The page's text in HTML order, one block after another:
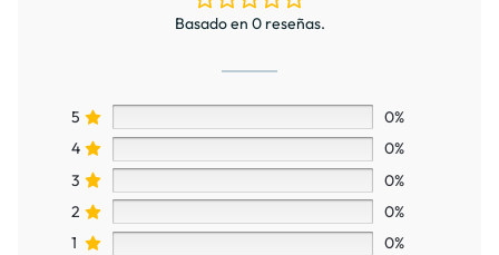
Basado en 0 reseñas.
5
0%
4
0%
3
0%
2
0%
1
0%